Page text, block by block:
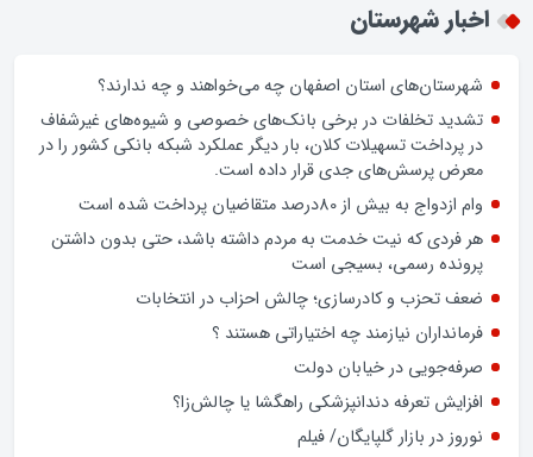
اخبار شهرستان
شهرستان‌های استان اصفهان چه می‌خواهند و چه ندارند؟
تشدید تخلفات در برخی بانک‌های خصوصی و شیوه‌های غیرشفاف
در پرداخت تسهیلات کلان، بار دیگر عملکرد شبکه بانکی کشور را در
معرض پرسش‌های جدی قرار داده است.
وام ازدواج به بیش از 80درصد متقاضیان پرداخت شده است
هر فردی که نیت خدمت به مردم داشته باشد، حتی بدون داشتن
پرونده رسمی، بسیجی است
ضعف تحزب و کادرسازی؛ چالش احزاب در انتخابات
فرمانداران نیازمند چه اختیاراتی هستند ؟
صرفه‌جویی در خیابان دولت
افزایش تعرفه دندانپزشکی راهگشا یا چالش‌زا؟
نوروز در بازار گلپایگان/ فیلم